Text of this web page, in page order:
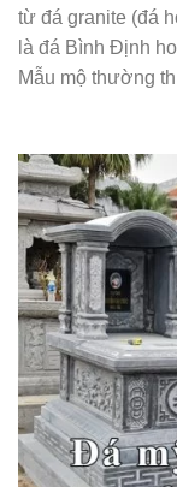
từ đá granite (đá
là đá Bình Định
Mẫu mộ thường